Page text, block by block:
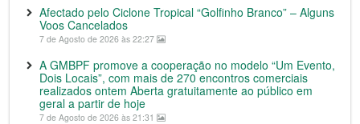
Afectado pelo Ciclone Tropical “Golfinho Branco” – Alguns
Voos Cancelados
7 de Agosto de 2026 às 22:27
A GMBPF promove a cooperação no modelo “Um Evento,
Dois Locais”, com mais de 270 encontros comerciais
realizados ontem Aberta gratuitamente ao público em
geral a partir de hoje
7 de Agosto de 2026 às 21:31